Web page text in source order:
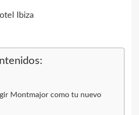
Montmajor como tu nuevo